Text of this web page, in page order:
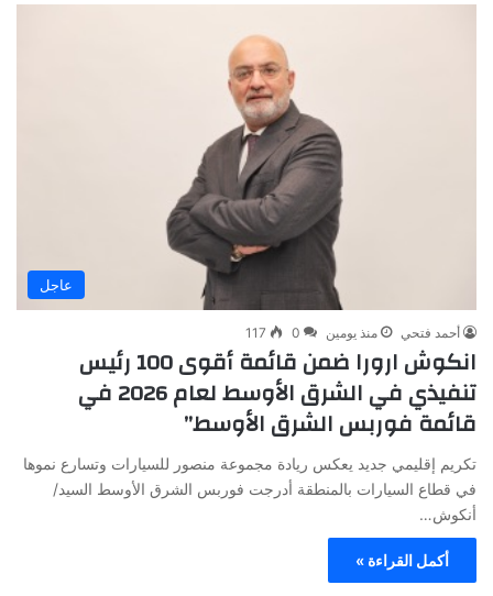
عاجل
أحمد فتحي منذ يومين 0
117
انكوش ارورا ضمن قائمة أقوى 100 رئيس
تنفيذي في الشرق الأوسط لعام 2026 في
قائمة فوربس الشرق الأوسط”
تكريم إقليمي جديد يعكس ريادة مجموعة منصور للسيارات وتسارع نموها
في قطاع السيارات بالمنطقة أدرجت فوربس الشرق الأوسط السيد/
أنكوش…
أكمل القراءة »